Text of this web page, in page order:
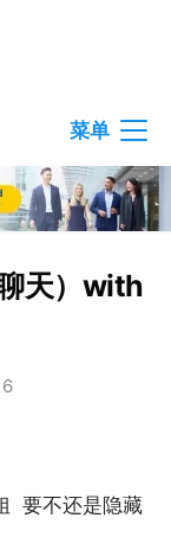
菜单
天）with
要不还是隐藏